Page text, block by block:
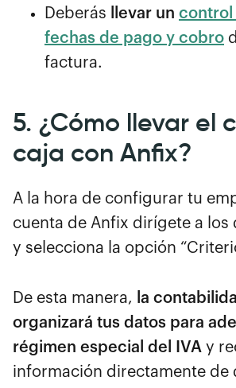
Deberás llevar un control
fechas de pago y cobro
factura.
5. ¿Cómo llevar el
caja con Anfix?
A la hora de configurar tu
cuenta de Anfix dirígete a los
y selecciona la opción
De esta manera, la
organizará tus datos para
régimen especial del IVA y
información directamente de